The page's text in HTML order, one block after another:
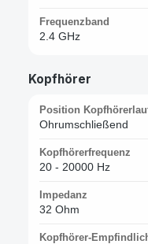
Frequenzband
2.4 GHz
Kopfhörer
Position
Ohrumschließend
Kopfhörerfrequenz
20 - 20000 Hz
Impedanz
32 Ohm
Kopfhörer-